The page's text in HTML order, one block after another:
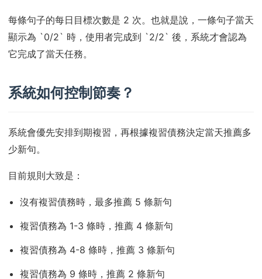
每條句子的每日目標次數是 2 次。也就是說，一條句子當天
顯示為 `0/2` 時，使用者完成到 `2/2` 後，系統才會認為
它完成了當天任務。
系統如何控制節奏？
系統會優先安排到期複習，再根據複習債務決定當天推薦多
少新句。
目前規則大致是：
沒有複習債務時，最多推薦 5 條新句
複習債務為 1-3 條時，推薦 4 條新句
複習債務為 4-8 條時，推薦 3 條新句
複習債務為 9 條時，推薦 2 條新句